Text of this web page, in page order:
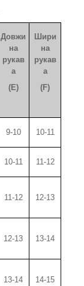
Довжи
на
рукав
а
(E)
Шири
на
рукав
а
(F)
9-10 10-11
10-11 11-12
11-12 12-13
12-13 13-14
13-14 14-15